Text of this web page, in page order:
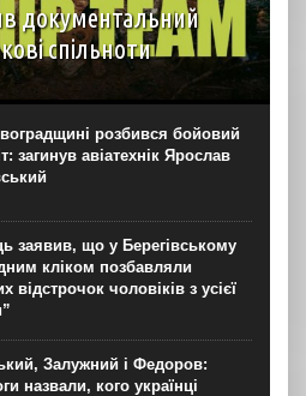
документальний
спільноти
W відбулася прем’єра
проєкту “Мілітарі
повідомили в Ukraїner.
спільноті — її історії,
розбився бойовий
загинув авіатехнік Ярослав
заявив, що у Берегівському
кліком позбавляли
відстрочок чоловіків з усієї
Залужний і Федоров:
назвали, кого українці